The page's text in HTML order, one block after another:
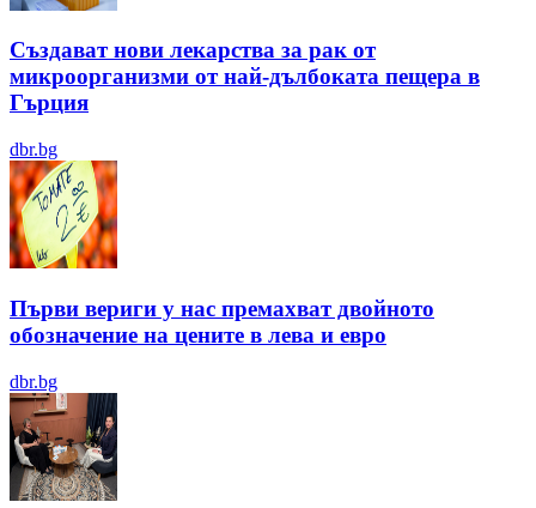
Създават нови лекарства за рак от
микроорганизми от най-дълбоката пещера в
Гърция
dbr.bg
Първи вериги у нас премахват двойното
обозначение на цените в лева и евро
dbr.bg